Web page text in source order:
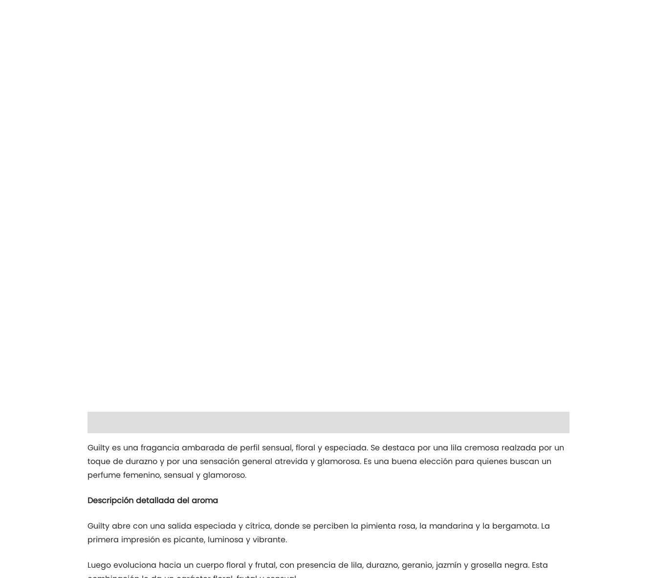
Guilty es una fragancia ambarada de perfil sensual, floral y especiada. Se destaca por una lila cremosa realzada por un
toque de durazno y por una sensación general atrevida y glamorosa. Es una buena elección para quienes buscan un
perfume femenino, sensual y glamoroso.
Descripción detallada del aroma
Guilty abre con una salida especiada y cítrica, donde se perciben la pimienta rosa, la mandarina y la bergamota. La
primera impresión es picante, luminosa y vibrante.
Luego evoluciona hacia un cuerpo floral y frutal, con presencia de lila, durazno, geranio, jazmín y grosella negra. Esta